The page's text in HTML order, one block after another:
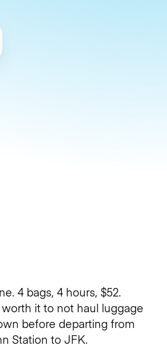
4 bags, 4 hours, $52.
it to not haul luggage
before departing from
Station to JFK.